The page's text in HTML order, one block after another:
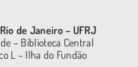
de Janeiro – UFRJ
– Biblioteca Central
L – Ilha do Fundão